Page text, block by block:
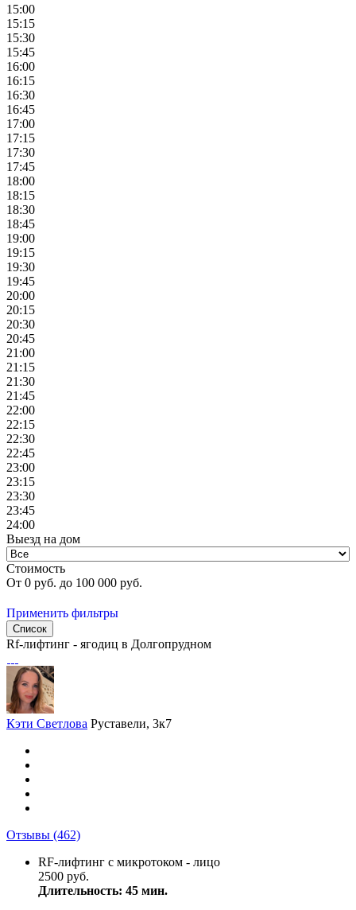
15:00
15:15
15:30
15:45
16:00
16:15
16:30
16:45
17:00
17:15
17:30
17:45
18:00
18:15
18:30
18:45
19:00
19:15
19:30
19:45
20:00
20:15
20:30
20:45
21:00
21:15
21:30
21:45
22:00
22:15
22:30
22:45
23:00
23:15
23:30
23:45
24:00
Выезд на дом
Стоимость
От 0 руб. до 100 000 руб.
Применить фильтры
Список
Rf-лифтинг - ягодиц в Долгопрудном
Кэти Светлова Руставели, 3к7
Отзывы (462)
RF-лифтинг с микротоком - лицо
2500 руб.
Длительность: 45 мин.